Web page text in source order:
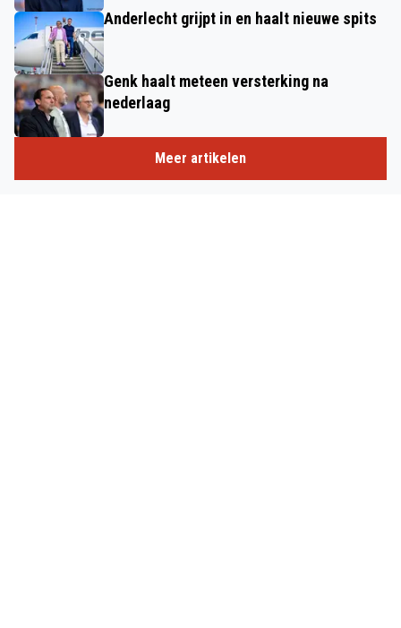
Anderlecht grijpt in en haalt nieuwe spits
Genk haalt meteen versterking na
nederlaag
Meer artikelen